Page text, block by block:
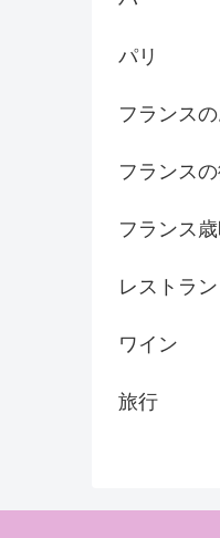
パリ
フランス
フランス
フランス
レストラン
ワイン
旅行